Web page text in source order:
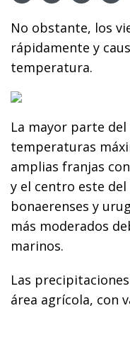
No obstante, los
rápidamente y
temperatura.
La mayor parte
temperaturas
amplias franjas
y el centro este del
bonaerenses y
más moderados
marinos.
Las
área agrícola, con